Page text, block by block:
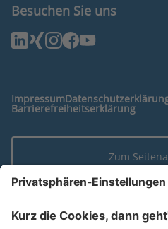
Besuchen Sie uns
Impressum
Barrierefreiheitserklärung
Zum